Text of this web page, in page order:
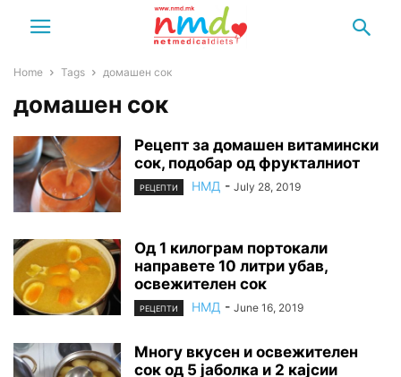
Home Tags домашен сок
домашен сок
Рецепт за домашен витамински
сок, подобар од фрукталниот
РЕЦЕПТИ НМД - July 28, 2019
Од 1 килограм портокали
направете 10 литри убав,
освежителен сок
РЕЦЕПТИ НМД - June 16, 2019
Многу вкусен и освежителен
сок од 5 јаболка и 2 кајсии